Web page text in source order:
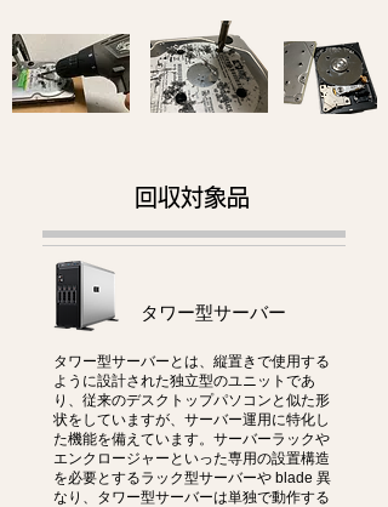
回収対象品
タワー型サーバー
タワー型サーバーとは、縦置きで使用する
ように設計された独立型のユニットであ
り、従来のデスクトップパソコンと似た形
状をしていますが、サーバー運用に特化し
た機能を備えています。サーバーラックや
エンクロージャーといった専用の設置構造
を必要とするラック型サーバーや blade 異
なり、タワー型サーバーは単独で動作する